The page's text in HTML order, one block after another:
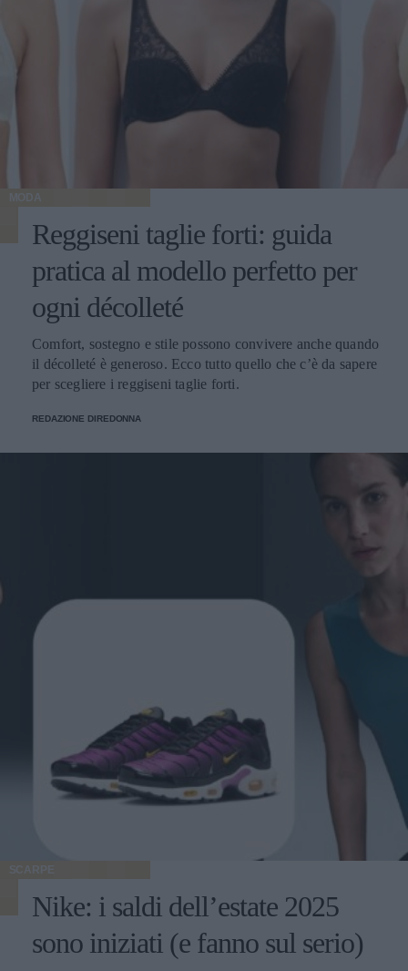
MODA
Reggiseni taglie forti: guida
pratica al modello perfetto per
ogni décolleté
Comfort, sostegno e stile possono convivere anche quando
il décolleté è generoso. Ecco tutto quello che c’è da sapere
per scegliere i reggiseni taglie forti.
REDAZIONE DIREDONNA
SCARPE
Nike: i saldi dell’estate 2025
sono iniziati (e fanno sul serio)